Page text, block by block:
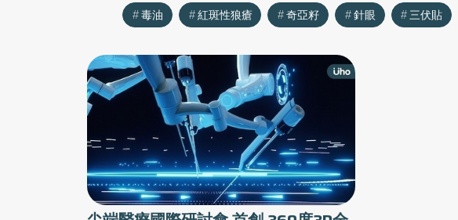
毒油 紅斑性狼瘡 奇亞籽 針眼 三伏貼